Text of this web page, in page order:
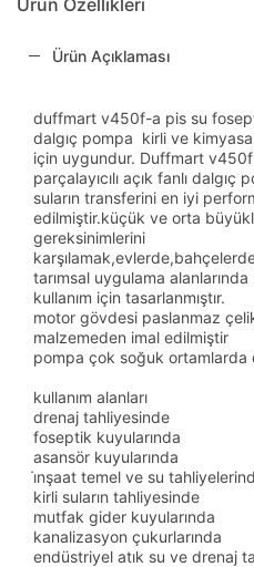
Ürün Açıklaması
duffmart v450f-a pis su
dalgıç pompa kirli ve kimyasal
için uygundur. Duffmart
parçalayıcılı açık fanlı
suların transferini en iyi
edilmiştir.küçük ve orta
gereksinimlerini
tarımsal uygulama
kullanım için tasarlanmıştır.
motor gövdesi paslanmaz
malzemeden imal edilmiştir
pompa çok soğuk ortamlarda
kullanım alanları
drenaj tahliyesinde
foseptik kuyularında
asansör kuyularında
i̇nşaat temel ve su
kirli suların tahliyesinde
mutfak gider kuyularında
kanalizasyon çukurlarında
endüstriyel atık su ve drenaj